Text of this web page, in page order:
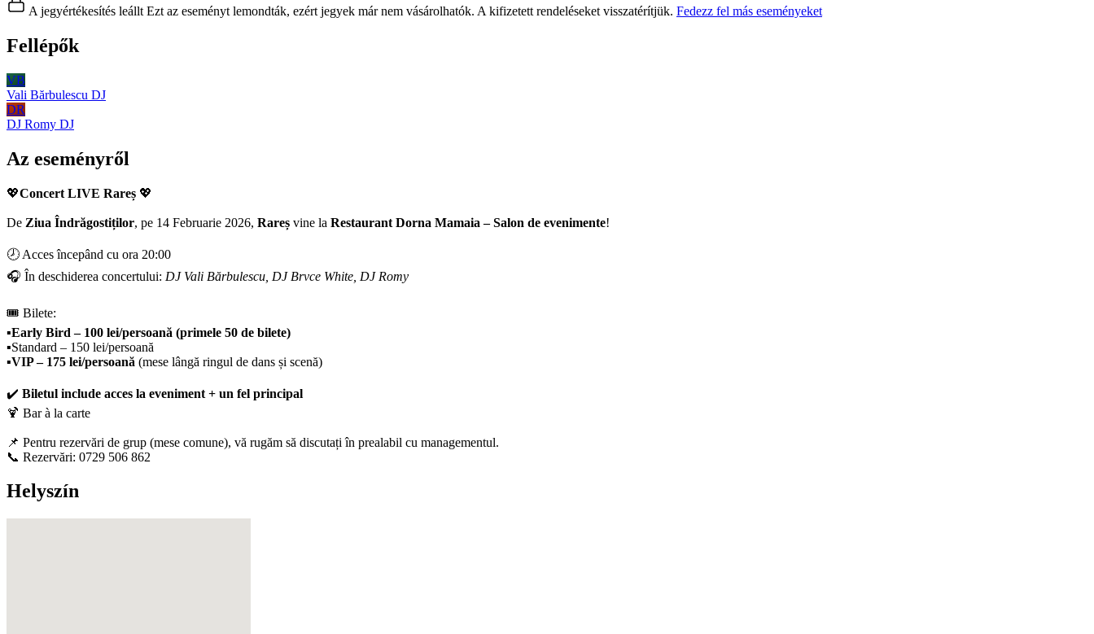
A jegyértékesítés leállt Ezt az eseményt lemondták, ezért jegyek már nem vásárolhatók. A kifizetett rendeléseket visszatérítjük. Fedezz fel más eseményeket
Fellépők
VB
Vali Bărbulescu DJ
DR
DJ Romy DJ
Az eseményről
💖Concert LIVE Rareș 💖
De Ziua Îndrăgostiților, pe 14 Februarie 2026, Rareș vine la Restaurant Dorna Mamaia – Salon de evenimente!
🕗 Acces începând cu ora 20:00
🎧 În deschiderea concertului: DJ Vali Bărbulescu, DJ Brvce White, DJ Romy
🎟️ Bilete:
▪️Early Bird – 100 lei/persoană (primele 50 de bilete)
▪️Standard – 150 lei/persoană
▪️VIP – 175 lei/persoană (mese lângă ringul de dans și scenă)
✔️ Biletul include acces la eveniment + un fel principal
🍹 Bar à la carte
📌 Pentru rezervări de grup (mese comune), vă rugăm să discutați în prealabil cu managementul.
📞 Rezervări: 0729 506 862
Helyszín